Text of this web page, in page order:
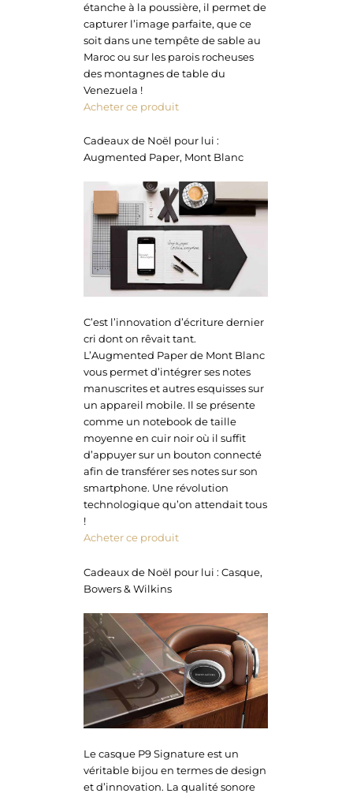
étanche à la poussière, il permet de
capturer l’image parfaite, que ce
soit dans une tempête de sable au
Maroc ou sur les parois rocheuses
des montagnes de table du
Venezuela !
Acheter ce produit
Cadeaux de Noël pour lui :
Augmented Paper, Mont Blanc
C’est l’innovation d’écriture dernier
cri dont on rêvait tant.
L’Augmented Paper de Mont Blanc
vous permet d’intégrer ses notes
manuscrites et autres esquisses sur
un appareil mobile. Il se présente
comme un notebook de taille
moyenne en cuir noir où il suffit
d’appuyer sur un bouton connecté
afin de transférer ses notes sur son
smartphone. Une révolution
technologique qu’on attendait tous
!
Acheter ce produit
Cadeaux de Noël pour lui : Casque,
Bowers & Wilkins
Le casque P9 Signature est un
véritable bijou en termes de design
et d’innovation. La qualité sonore